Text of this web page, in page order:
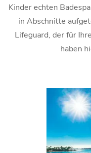
Kinder echten
in Abschnitte
Lifeguard, der für
haben